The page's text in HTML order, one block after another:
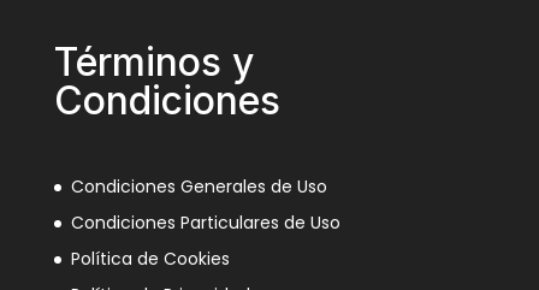
Términos y
Condiciones
Condiciones Generales de Uso
Condiciones Particulares de Uso
Política de Cookies